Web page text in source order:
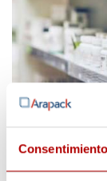
Consentimiento
Envases
Ver productos